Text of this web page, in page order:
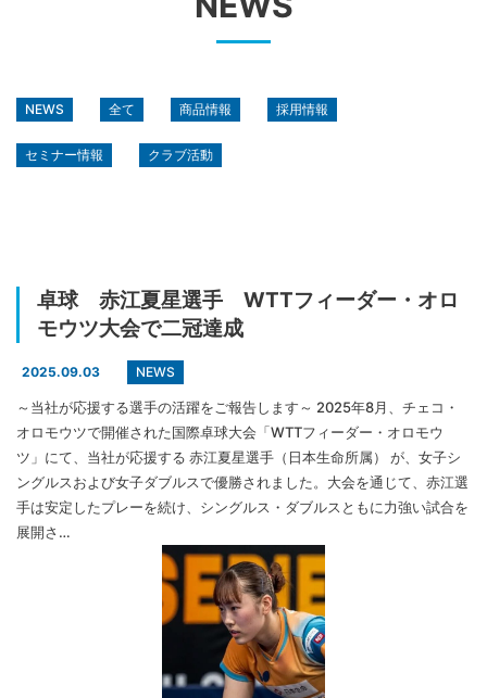
NEWS 全て 商品情報 採用情報
セミナー情報 クラブ活動
卓球 赤江夏星選手 WTTフィーダー・オロ
モウツ大会で二冠達成
2025.09.03 NEWS
～当社が応援する選手の活躍をご報告します～ 2025年8月、チェコ・
オロモウツで開催された国際卓球大会「WTTフィーダー・オロモウ
ツ」にて、当社が応援する 赤江夏星選手（日本生命所属） が、女子シ
ングルスおよび女子ダブルスで優勝されました。大会を通じて、赤江選
手は安定したプレーを続け、シングルス・ダブルスともに力強い試合を
展開さ…